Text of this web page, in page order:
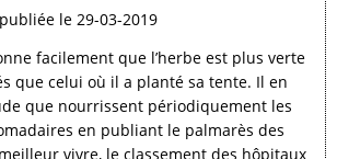
le 29-03-2019
facilement que l’herbe est plus verte
que celui où il a planté sa tente. Il en
que nourrissent périodiquement les
en publiant le palmarès des
vivre, le classement des hôpitaux